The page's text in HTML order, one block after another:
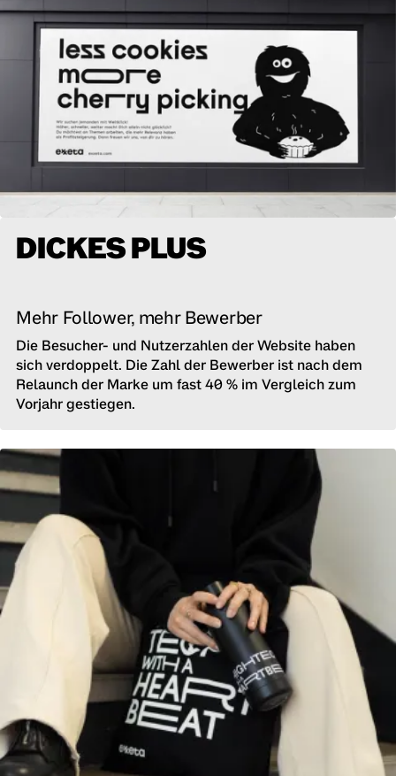
DICKES PLUS
Mehr Follower, mehr Bewerber
Die Besucher- und Nutzerzahlen der Website haben
sich verdoppelt. Die Zahl der Bewerber ist nach dem
Relaunch der Marke um fast 40 % im Vergleich zum
Vorjahr gestiegen.